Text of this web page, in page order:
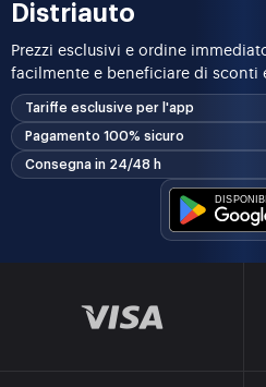
Distriauto
Prezzi esclusivi e ordine
facilmente e beneficiare di sconti
Tariffe esclusive per l'app
Pagamento 100% sicuro
Consegna in 24/48 h